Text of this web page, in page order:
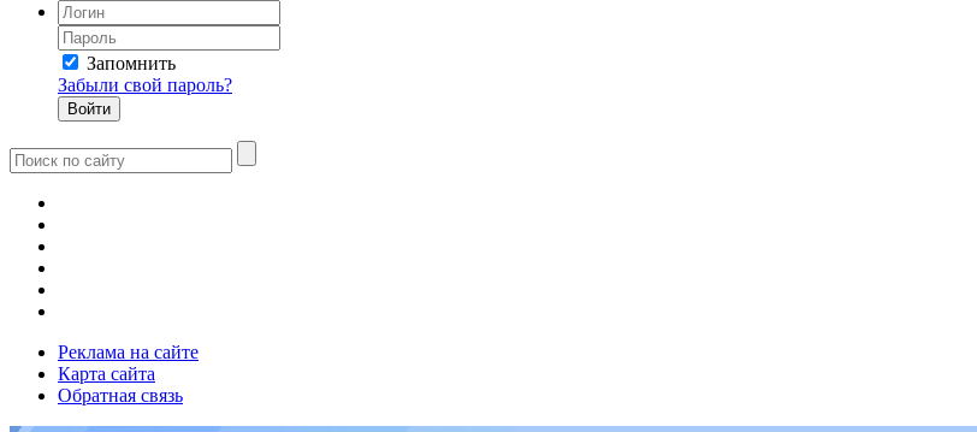
Запомнить
Забыли свой пароль?
Реклама на сайте
Карта сайта
Обратная связь